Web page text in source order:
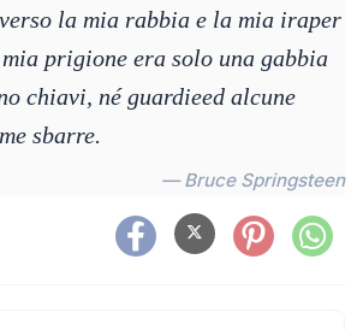
la mia rabbia e la mia iraper
prigione era solo una gabbia
chiavi, né guardieed alcune
sbarre.
— Bruce Springsteen